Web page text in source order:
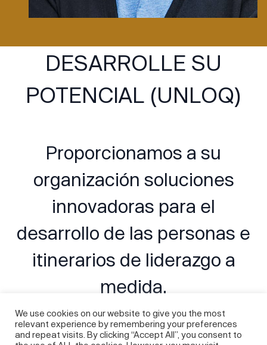
DESARROLLE SU
POTENCIAL (UNLOQ)
Proporcionamos a su
organización soluciones
innovadoras para el
desarrollo de las personas e
itinerarios de liderazgo a
medida.
Póngase en contacto
We use cookies on our website to give you the most
relevant experience by remembering your preferences
and repeat visits. By clicking “Accept All”, you consent to